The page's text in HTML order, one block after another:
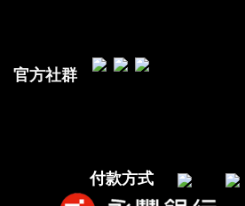
官方社群
付款方式